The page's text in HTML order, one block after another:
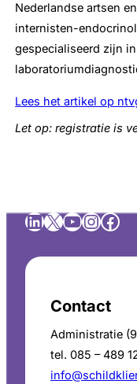
Nederlandse artsen
internisten-
gespecialiseerd zijn
Lees het artikel op
Let op: registratie is
LinkedIn
X
Contact
Administratie
tel. 085 – 489